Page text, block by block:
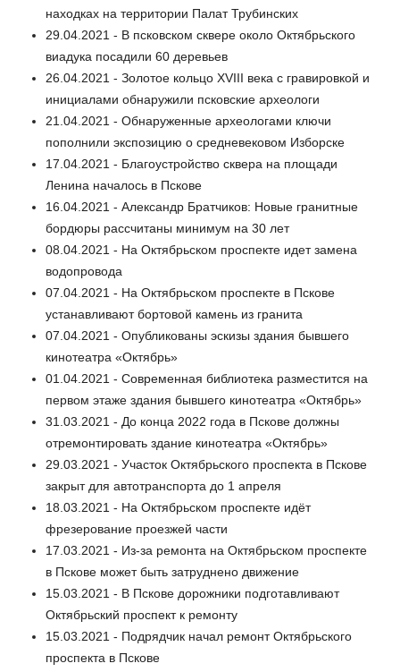
находках на территории Палат Трубинских
29.04.2021 - В псковском сквере около Октябрьского
виадука посадили 60 деревьев
26.04.2021 - Золотое кольцо XVIII века с гравировкой и
инициалами обнаружили псковские археологи
21.04.2021 - Обнаруженные археологами ключи
пополнили экспозицию о средневековом Изборске
17.04.2021 - Благоустройство сквера на площади
Ленина началось в Пскове
16.04.2021 - Александр Братчиков: Новые гранитные
бордюры рассчитаны минимум на 30 лет
08.04.2021 - На Октябрьском проспекте идет замена
водопровода
07.04.2021 - На Октябрьском проспекте в Пскове
устанавливают бортовой камень из гранита
07.04.2021 - Опубликованы эскизы здания бывшего
кинотеатра «Октябрь»
01.04.2021 - Современная библиотека разместится на
первом этаже здания бывшего кинотеатра «Октябрь»
31.03.2021 - До конца 2022 года в Пскове должны
отремонтировать здание кинотеатра «Октябрь»
29.03.2021 - Участок Октябрьского проспекта в Пскове
закрыт для автотранспорта до 1 апреля
18.03.2021 - На Октябрьском проспекте идёт
фрезерование проезжей части
17.03.2021 - Из-за ремонта на Октябрьском проспекте
в Пскове может быть затруднено движение
15.03.2021 - В Пскове дорожники подготавливают
Октябрьский проспект к ремонту
15.03.2021 - Подрядчик начал ремонт Октябрьского
проспекта в Пскове